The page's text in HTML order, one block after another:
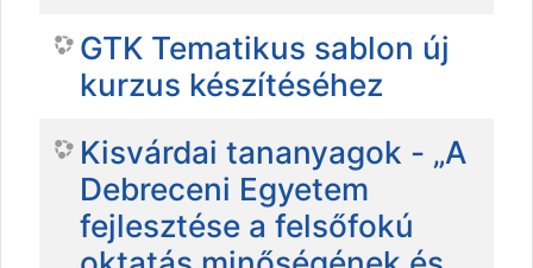
GTK Tematikus sablon új
kurzus készítéséhez
Kisvárdai tananyagok - „A
Debreceni Egyetem
fejlesztése a felsőfokú